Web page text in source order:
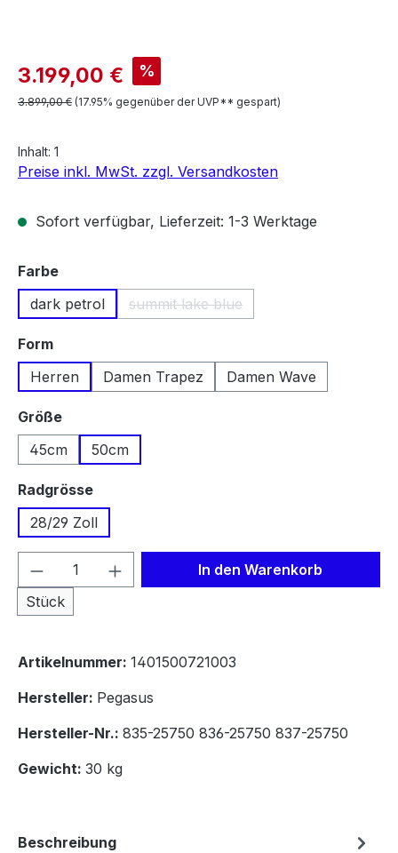
Verkaufspreis:
3.199,00 € %
Regulärer Preis:
3.899,00 € (17.95% gegenüber der UVP** gespart)
Inhalt: 1
Preise inkl. MwSt. zzgl. Versandkosten
Sofort verfügbar, Lieferzeit: 1-3 Werktage
Farbeauswählen
dark petrol
summit lake blue
(Diese Option ist zurzeit nicht
Formauswählen
Herren
Damen Trapez Damen Wave
Größeauswählen
45cm
50cm
Radgrösseauswählen
28/29 Zoll
Produkt Anzahl: Gib den
Stück
In den Warenkorb
Artikelnummer: 1401500721003
Hersteller: Pegasus
Hersteller-Nr.: 835-25750 836-25750 837-25750
Gewicht: 30 kg
Beschreibung